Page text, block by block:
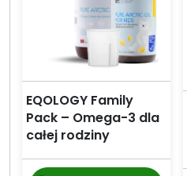
EQOLOGY Family
Pack – Omega-3 dla
całej rodziny